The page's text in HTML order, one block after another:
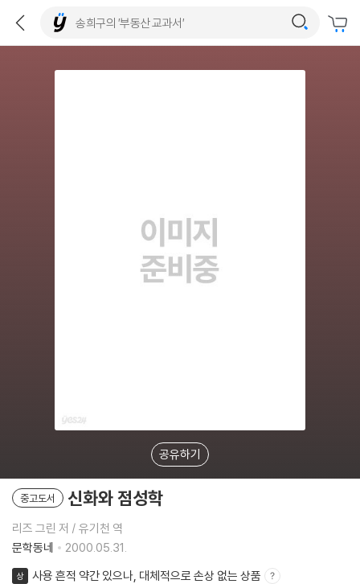
공유하기
중고도서 신화와 점성학
리즈 그린 저 / 유기천 역
문학동네
2000.05.31.
상 사용 흔적 약간 있으나, 대체적으로 손상 없는 상품